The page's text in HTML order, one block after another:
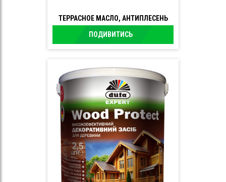
ТЕРРАСНОЕ МАСЛО, АНТИПЛЕСЕНЬ
ПОДИВИТИСЬ